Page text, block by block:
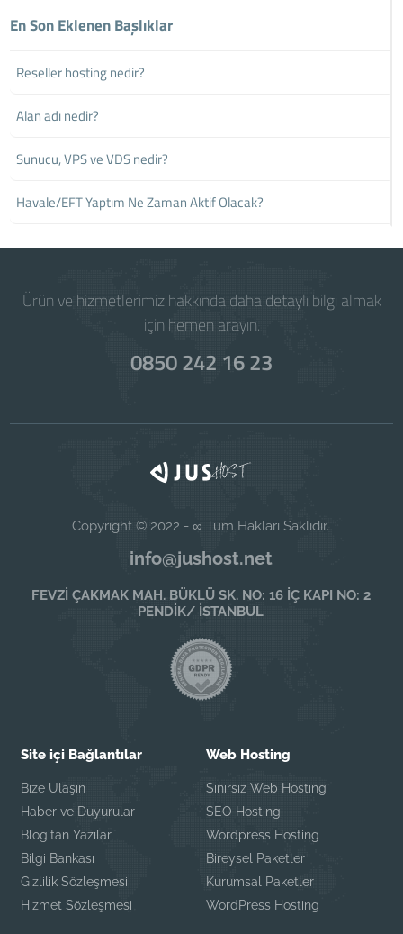
En Son Eklenen Başlıklar
Reseller hosting nedir?
Alan adı nedir?
Sunucu, VPS ve VDS nedir?
Havale/EFT Yaptım Ne Zaman Aktif Olacak?
Ürün ve hizmetlerimiz hakkında daha detaylı bilgi almak
için hemen arayın.
0850 242 16 23
Copyright © 2022 - ∞ Tüm Hakları Saklıdır.
info@jushost.net
FEVZİ ÇAKMAK MAH. BÜKLÜ SK. NO: 16 İÇ KAPI NO: 2
PENDİK/ İSTANBUL
Site içi Bağlantılar
Bize Ulaşın
Haber ve Duyurular
Blog'tan Yazılar
Bilgi Bankası
Gizlilik Sözleşmesi
Hizmet Sözleşmesi
Web Hosting
Sınırsız Web Hosting
SEO Hosting
Wordpress Hosting
Bireysel Paketler
Kurumsal Paketler
WordPress Hosting